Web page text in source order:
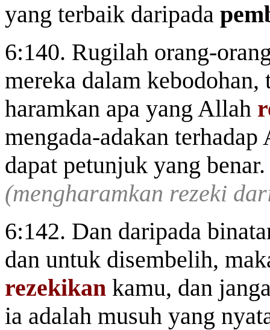
yang terbaik daripada
6:140. Rugilah orang-
mereka dalam kebodohan,
haramkan apa yang Allah
mengada-adakan
dapat petunjuk yang benar.
(mengharamkan rezeki
6:142. Dan daripada
dan untuk disembelih,
rezekikan kamu, dan
ia adalah musuh yang